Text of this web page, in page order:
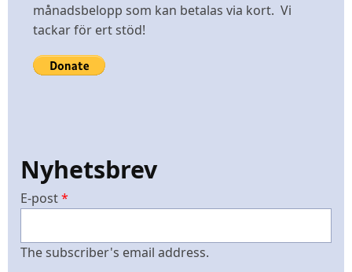
månadsbelopp som kan betalas via kort. Vi
tackar för ert stöd!
Nyhetsbrev
E-post
The subscriber's email address.